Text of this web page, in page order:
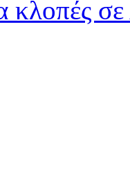
κλοπές